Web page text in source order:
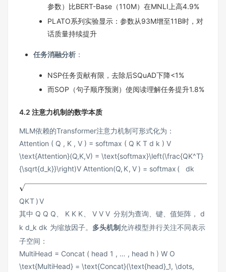
参数）比BERT-Base（110M）在MNLI上高4.9%
PLATO系列实验显示：参数从93M增至11B时，对
话质量持续提升
任务消融分析 ：
NSP任务贡献有限，去除后SQuAD下降<1%
而SOP（句子顺序预测）使阅读理解任务提升1.8%
4.2 注意力机制的数学本质
MLM依赖的Transformer注意力机制可形式化为：
Attention ( Q , K , V ) = softmax ( Q K T d k ) V
\text{Attention}(Q,K,V) = \text{softmax}\left(\frac{QK^T}
{\sqrt{d_k}}\right)V Attention(Q, K, V ) = softmax ( dk
QKT )V
其中 Q Q Q K K K V V V 分别为查询、键、值矩阵， d
k d_k dk 为缩放因子。 多头机制允许模型并行关注不同表示
子空间：
MultiHead = Concat ( head 1 , … , head h ) W O
\text{MultiHead} = \text{Concat}(\text{head}_1, \dots,